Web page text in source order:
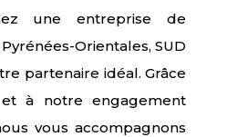
une entreprise de
Orientales, SUD
partenaire idéal. Grâce
à notre engagement
vous accompagnons